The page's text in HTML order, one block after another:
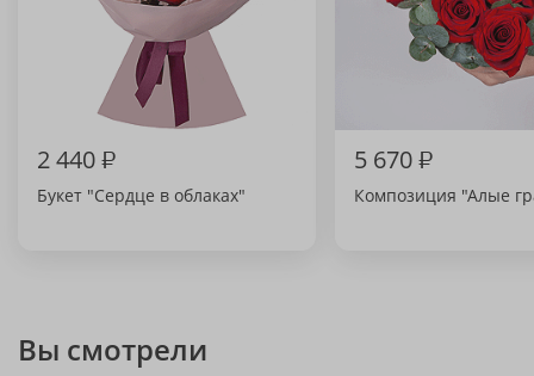
2 440₽
Букет "Сердце в облаках"
5 670₽
Композиция "Алые
Вы смотрели